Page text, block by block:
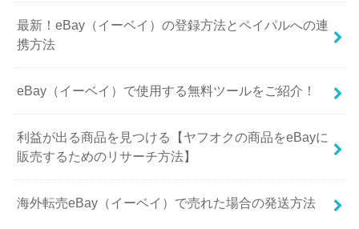
最新！eBay（イーベイ）の登録方法とペイパルへの連
携方法
eBay（イーベイ）で使用する無料ツールをご紹介！
利益が出る商品を見つける【ヤフオクの商品をeBayに
販売するためのリサーチ方法】
海外転売eBay（イーベイ）で売れた場合の発送方法